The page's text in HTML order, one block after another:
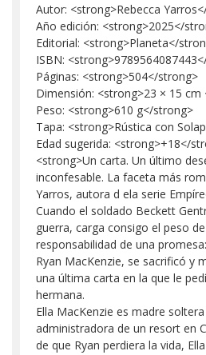
Autor: <strong>Rebecca
Año edición: <strong>2025</
Editorial: <strong>Planeta</
ISBN:
Páginas: <strong>504</strong>
Dimensión: <strong>23 × 15 cm
Peso: <strong>610 g</strong>
Tapa: <strong>Rústica con
Edad sugerida: <strong>+18</
<strong>Un carta. Un último
inconfesable. La faceta más
Yarros, autora d ela serie
Cuando el soldado Beckett
guerra, carga consigo el peso
responsabilidad de una
Ryan MacKenzie, se sacrificó y
una última carta en la que le
hermana.
Ella MacKenzie es madre
administradora de un resort en
de que Ryan perdiera la vida,